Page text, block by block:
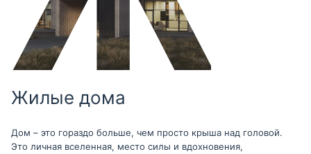
Жилые дома
Дом – это гораздо больше, чем просто крыша над головой.
Это личная вселенная, место силы и вдохновения,